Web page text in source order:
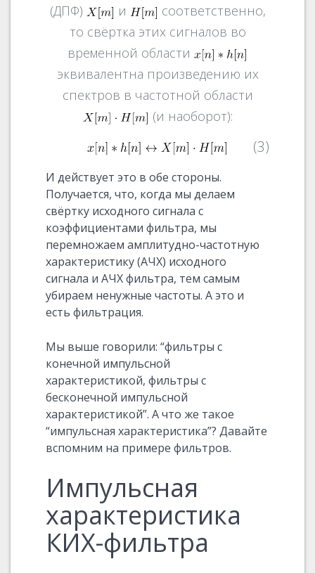
(ДПФ)
и
соответственно,
то свёртка этих сигналов во
временной области
эквивалентна произведению их
спектров в частотной области
(и наоборот):
(3)
И действует это в обе стороны.
Получается, что, когда мы делаем
свёртку исходного сигнала с
коэффициентами фильтра, мы
перемножаем амплитудно-частотную
характеристику (АЧХ) исходного
сигнала и АЧХ фильтра, тем самым
убираем ненужные частоты. А это и
есть фильтрация.
Мы выше говорили: “фильтры с
конечной импульсной
характеристикой, фильтры с
бесконечной импульсной
характеристикой”. А что же такое
“импульсная характеристика”? Давайте
вспомним на примере фильтров.
Импульсная
характеристика
КИХ-фильтра